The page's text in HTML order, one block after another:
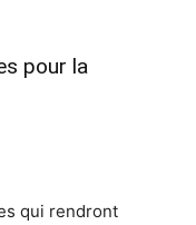
pour la
qui rendront